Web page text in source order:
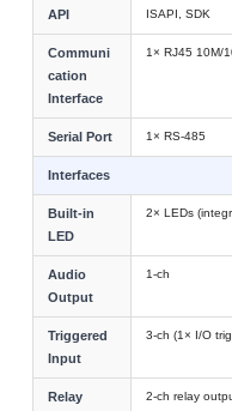
API ISAPI, SDK
Communi
cation
Interface
1× RJ45 10M/
Serial Port 1× RS-485
Interfaces
Built-in
LED
2× LEDs
Audio
Output
1-ch
Triggered
Input
3-ch (1× I/O
Relay
2-ch relay